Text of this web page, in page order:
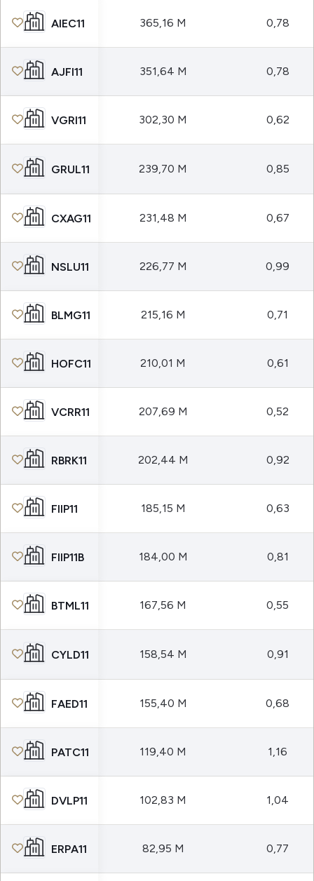
AIEC11 365,16 M 0,78
AJFI11 351,64 M 0,78
VGRI11 302,30 M 0,62
GRUL11 239,70 M 0,85
CXAG11 231,48 M 0,67
NSLU11 226,77 M 0,99
BLMG11 215,16 M 0,71
HOFC11 210,01 M 0,61
VCRR11 207,69 M 0,52
RBRK11 202,44 M 0,92
FIIP11 185,15 M 0,63
FIIP11B 184,00 M 0,81
BTML11 167,56 M 0,55
CYLD11 158,54 M 0,91
FAED11 155,40 M 0,68
PATC11 119,40 M 1,16
DVLP11 102,83 M 1,04
ERPA11 82,95 M 0,77